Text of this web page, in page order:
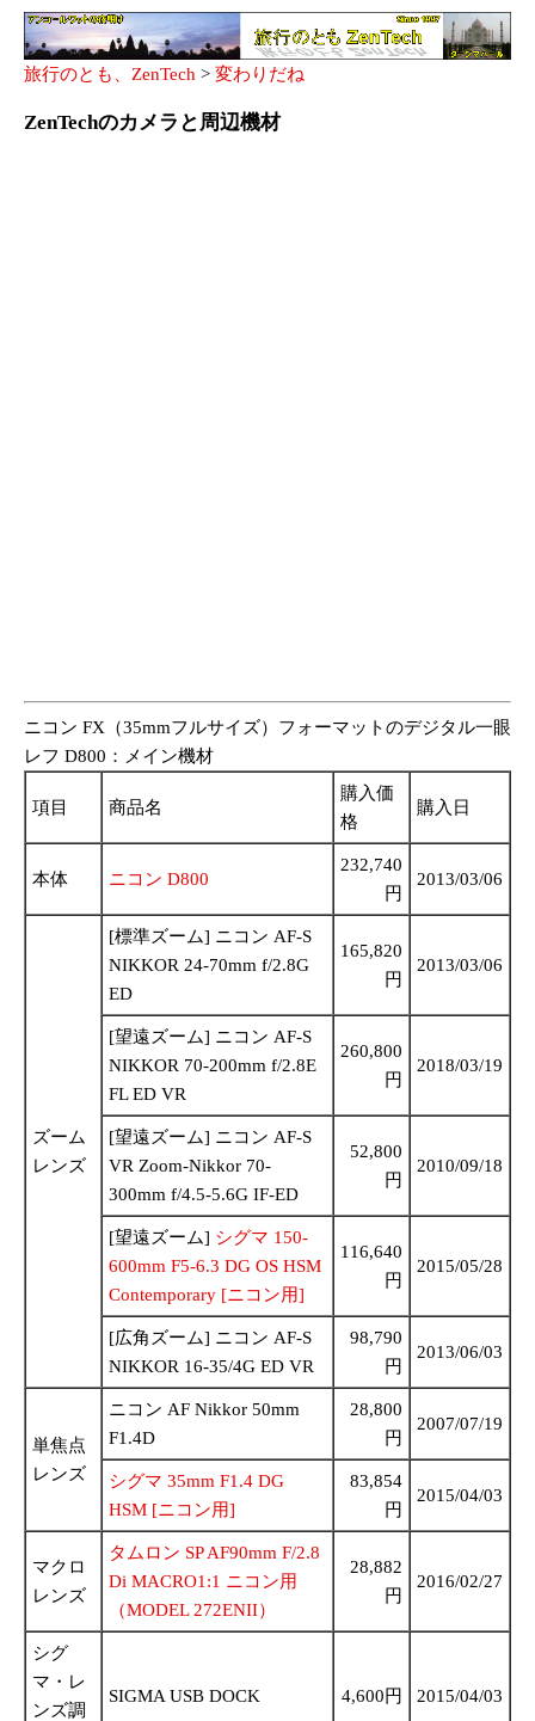
旅行のとも、ZenTech > 変わりだね
ZenTechのカメラと周辺機材
ニコン FX（35mmフルサイズ）フォーマットのデジタル一眼
レフ D800：メイン機材
項目 商品名
購入価
格
購入日
本体 ニコン D800
232,740
円
2013/03/06
ズーム
レンズ
[標準ズーム] ニコン AF-S
NIKKOR 24-70mm f/2.8G
ED
165,820
円
2013/03/06
[望遠ズーム] ニコン AF-S
NIKKOR 70-200mm f/2.8E
FL ED VR
260,800
円
2018/03/19
[望遠ズーム] ニコン AF-S
VR Zoom-Nikkor 70-
300mm f/4.5-5.6G IF-ED
52,800
円
2010/09/18
[望遠ズーム] シグマ 150-
600mm F5-6.3 DG OS HSM
Contemporary [ニコン用]
116,640
円
2015/05/28
[広角ズーム] ニコン AF-S
NIKKOR 16-35/4G ED VR
98,790
円
2013/06/03
単焦点
レンズ
ニコン AF Nikkor 50mm
F1.4D
28,800
円
2007/07/19
シグマ 35mm F1.4 DG
HSM [ニコン用]
83,854
円
2015/04/03
マクロ
レンズ
タムロン SP AF90mm F/2.8
Di MACRO1:1 ニコン用
（MODEL 272ENII）
28,882
円
2016/02/27
シグ
マ・レ
ンズ調
SIGMA USB DOCK 4,600円 2015/04/03